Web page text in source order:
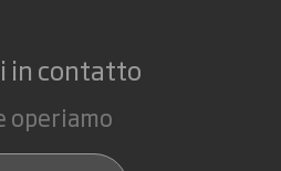
in contatto
operiamo